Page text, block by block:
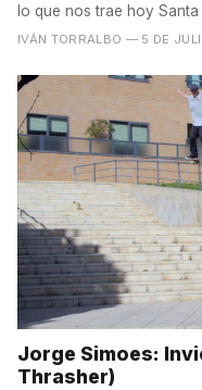
lo que nos trae hoy
IVÁN TORRALBO — 5 DE
Jorge Simoes:
Thrasher)